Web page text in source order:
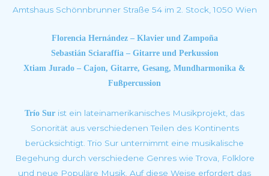
Amtshaus Schönnbrunner Straße 54 im 2. Stock, 1050 Wien
Florencia Hernández – Klavier und Zampoña
Sebastián Sciaraffia – Gitarre und Perkussion
Xtiam Jurado – Cajon, Gitarre, Gesang, Mundharmonika &
Fußpercussion
Trío Sur ist ein lateinamerikanisches Musikprojekt, das
Sonorität aus verschiedenen Teilen des Kontinents
berücksichtigt. Trio Sur unternimmt eine musikalische
Begehung durch verschiedene Genres wie Trova, Folklore
und neue Populäre Musik. Auf diese Weise erfordert das